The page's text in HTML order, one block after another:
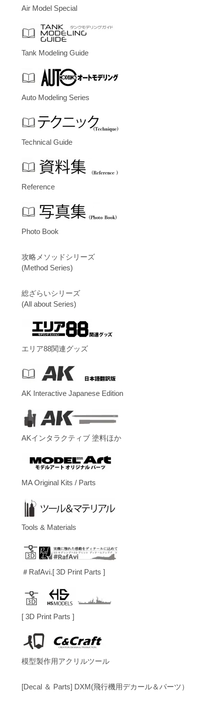
Air Model Special
Tank Modeling Guide
Auto Modeling Series
Technical Guide
Reference
Photo Book
攻略メソッドシリーズ
(Method Series)
総ざらいシリーズ
(All about Series)
エリア88関連グッズ
AK Interactive Japanese Edition
AKインタラクティブ 塗料ほか
MA Original Kits / Parts
Tools & Materials
＃RafAvi.[ 3D Print Parts ]
[ 3D Print Parts ]
模型製作用アクリルツール
[Decal ＆ Parts] DXM(飛行機用デカール＆パーツ）